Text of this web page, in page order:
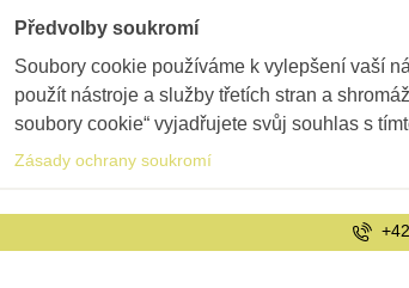
Předvolby soukromí
Soubory cookie používáme k vylepšení vaší
použít nástroje a služby třetích stran a
soubory cookie“ vyjadřujete svůj souhlas s
Zásady ochrany soukromí